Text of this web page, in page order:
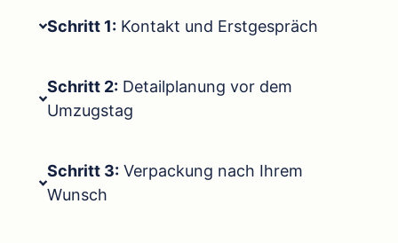
Schritt 1: Kontakt und Erstgespräch
Schritt 2: Detailplanung vor dem
Umzugstag
Schritt 3: Verpackung nach Ihrem
Wunsch